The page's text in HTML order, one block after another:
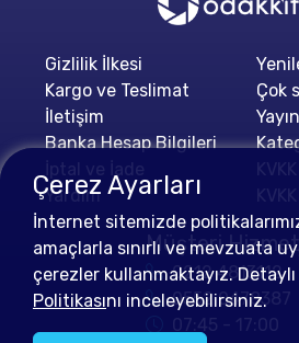
Gizlilik İlkesi
Kargo ve Teslimat
İletişim
Banka Hesap Bilgileri
Yardım
Çok
Müşteri
0212 4813112
0552 0478387
07:45 - 17:00
Çerez Ayarları
İnternet sitemizde
amaçlarla sınırlı ve mevzuata
çerezler kullanmaktayız.
Politikasını inceleyebilirsiniz.